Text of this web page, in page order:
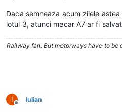
Daca semneaza acum zilele
lotul 3, atunci macar A7 ar fi
Railway fan. But motorways have to be
I
Deconectat
Iulian